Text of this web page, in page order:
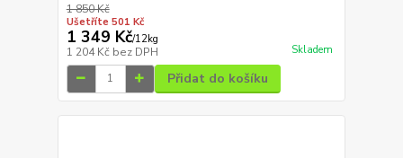
1 850 Kč
Ušetříte 501 Kč
1 349 Kč/12kg
1 204 Kč bez DPH Skladem
Přidat do košíku